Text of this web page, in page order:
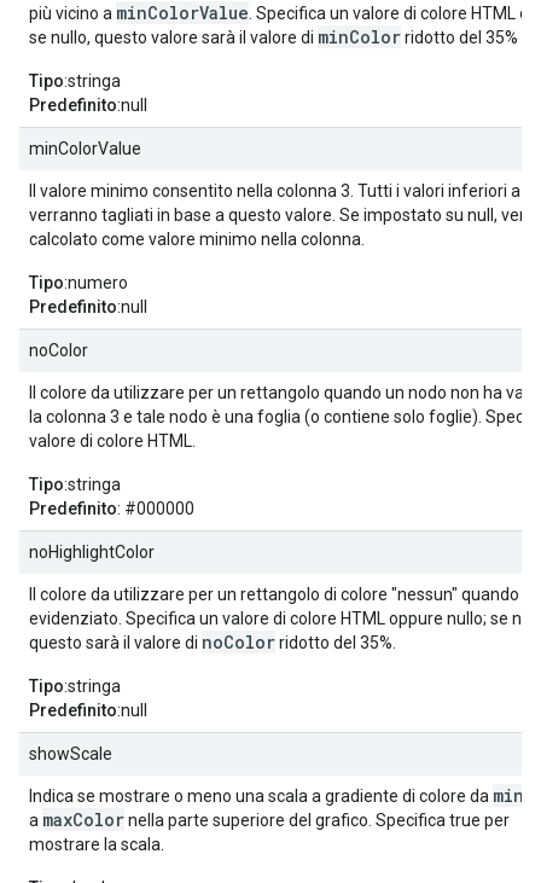
più vicino a minColorValue . Specifica un valore di colore HTML o
se nullo, questo valore sarà il valore di minColorridotto del 35%
Tipo:stringa
Predefinito:null
minColorValue
Il valore minimo consentito nella colonna 3. Tutti i valori inferiori a
verranno tagliati in base a questo valore. Se impostato su null, verrà
calcolato come valore minimo nella colonna.
Tipo:numero
Predefinito:null
noColor
Il colore da utilizzare per un rettangolo quando un nodo non ha
la colonna 3 e tale nodo è una foglia (o contiene solo foglie).
valore di colore HTML.
Tipo:stringa
Predefinito: #000000
noHighlightColor
Il colore da utilizzare per un rettangolo di colore "nessun" quando
evidenziato. Specifica un valore di colore HTML oppure nullo; se
questo sarà il valore di noColorridotto del 35%.
Tipo:stringa
Predefinito:null
showScale
Indica se mostrare o meno una scala a gradiente di colore da
a maxColornella parte superiore del grafico. Specifica true per
mostrare la scala.